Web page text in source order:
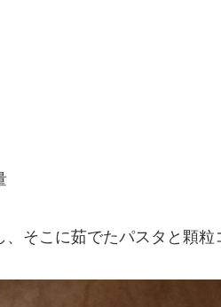
そこに茹でたパスタと顆粒